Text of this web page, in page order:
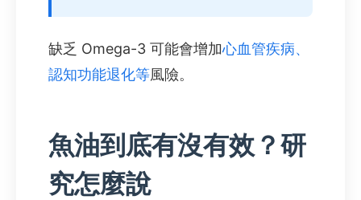
缺乏 Omega-3 可能會增加心血管疾病、
認知功能退化等風險。
魚油到底有沒有效？研
究怎麼說